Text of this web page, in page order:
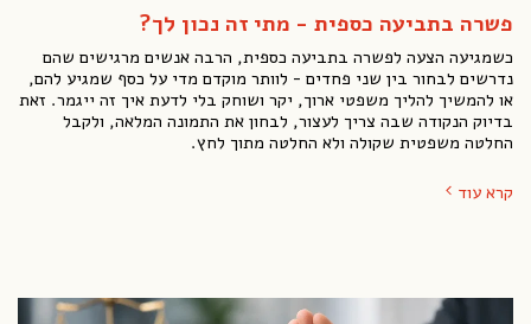
פשרה בתביעה כספית - מתי זה נכון לך?
כשמגיעה הצעה לפשרה בתביעה כספית, הרבה אנשים מרגישים שהם
נדרשים לבחור בין שני פחדים - לוותר מוקדם מדי על כסף שמגיע להם,
או להמשיך להליך משפטי ארוך, יקר ושוחק בלי לדעת איך זה ייגמר. זאת
בדיוק הנקודה שבה צריך לעצור, לבחון את התמונה המלאה, ולקבל
החלטה משפטית שקולה ולא החלטה מתוך לחץ.
קרא עוד